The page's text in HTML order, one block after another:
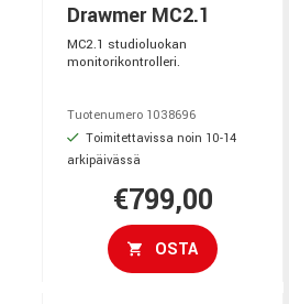
Drawmer MC2.1
MC2.1 studioluokan
monitorikontrolleri.
Tuotenumero 1038696
Toimitettavissa noin 10-14
arkipäivässä
€799,00
OSTA